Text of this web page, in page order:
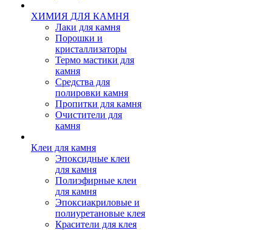
ХИМИЯ ДЛЯ КАМНЯ
Лаки для камня
Порошки и
кристаллизаторы
Термо мастики для
камня
Средства для
полировки камня
Пропитки для камня
Очистители для
камня
Клеи для камня
Эпоксидные клеи
для камня
Полиэфирные клеи
для камня
Эпоксиакриловые и
полиуретановые клея
Красители для клея